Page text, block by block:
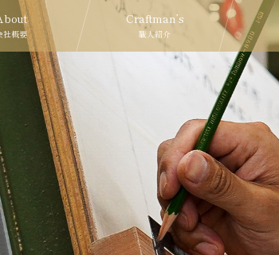
社概要
Craftman’s
職人紹介